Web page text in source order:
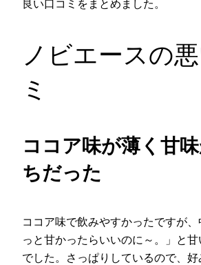
良い口コミをまとめました。
ノビエースの
ミ
ココア味が薄く甘
ちだった
ココア味で飲みやすかったですが
っと甘かったらいいのに～。」と
でした。さっぱりしているので、